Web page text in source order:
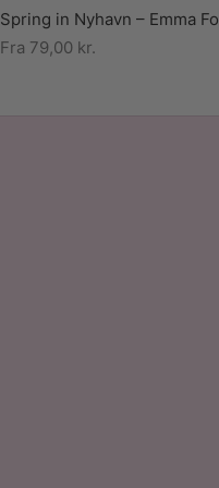
Spring in Nyhavn – Emma
Fra 79,00 kr.